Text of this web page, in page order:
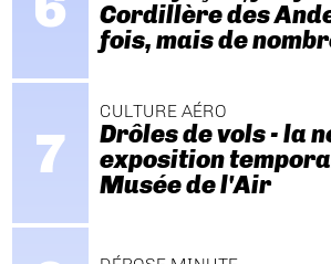
Cordillère des
fois, mais de
CULTURE AÉRO
Drôles de vols - la
exposition
Musée de l'Air